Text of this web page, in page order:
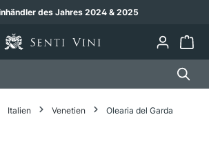
des Jahres 2024 & 2025
Italien Venetien Olearia del Garda